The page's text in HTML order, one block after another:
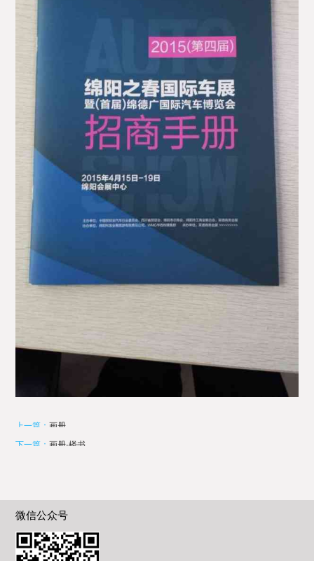
上一篇：画册
下一篇：画册-楼书
微信公众号